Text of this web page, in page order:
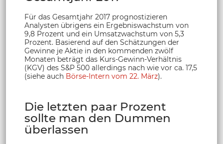
Für das Gesamtjahr 2017 prognostizieren
Analysten übrigens ein Ergebniswachstum von
9,8 Prozent und ein Umsatzwachstum von 5,3
Prozent. Basierend auf den Schätzungen der
Gewinne je Aktie in den kommenden zwölf
Monaten beträgt das Kurs-Gewinn-Verhältnis
(KGV) des S&P 500 allerdings nach wie vor ca. 17,5
(siehe auch Börse-Intern vom 22. März).
Die letzten paar Prozent
sollte man den Dummen
überlassen